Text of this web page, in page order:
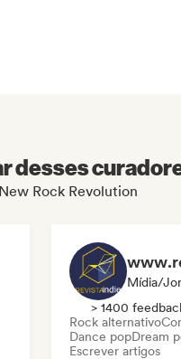
desses
Rock Revolution
Mídia/
> 1400
Rock alternativo
Dance popDream
Escrever artigos